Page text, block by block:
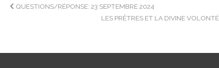
Navigation
l’article
QUESTIONS/RÉPONSE: 23 SEPTEMBRE 2024
LES PRÊTRES ET LA DIVINE